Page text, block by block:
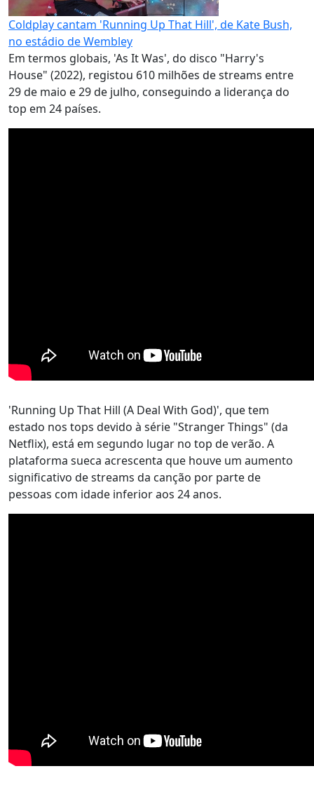
Coldplay cantam 'Running Up That Hill', de Kate Bush,
no estádio de Wembley
Em termos globais, 'As It Was', do disco "Harry's
House" (2022), registou 610 milhões de streams entre
29 de maio e 29 de julho, conseguindo a liderança do
top em 24 países.
'Running Up That Hill (A Deal With God)', que tem
estado nos tops devido à série "Stranger Things" (da
Netflix), está em segundo lugar no top de verão. A
plataforma sueca acrescenta que houve um aumento
significativo de streams da canção por parte de
pessoas com idade inferior aos 24 anos.